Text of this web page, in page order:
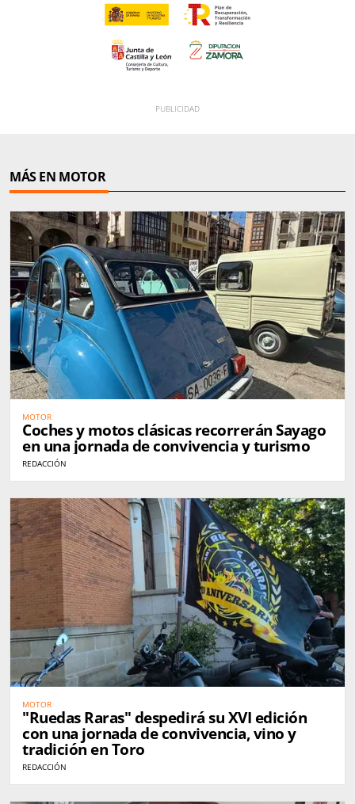
MÁS EN MOTOR
MOTOR
Coches y motos clásicas recorrerán Sayago
en una jornada de convivencia y turismo
REDACCIÓN
MOTOR
"Ruedas Raras" despedirá su XVI edición
con una jornada de convivencia, vino y
tradición en Toro
REDACCIÓN